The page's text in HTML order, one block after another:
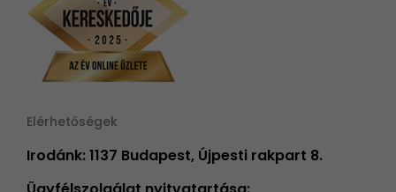
Elérhetőségek
Irodánk: 1137 Budapest, Újpesti rakpart 8.